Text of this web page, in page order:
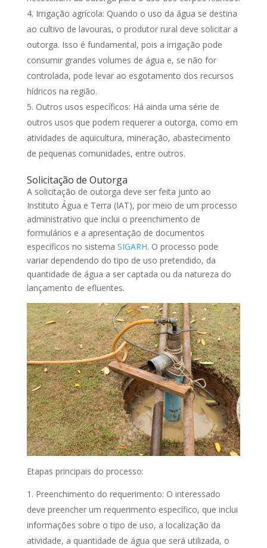
Irrigação agrícola: Quando o uso da água se destina
ao cultivo de lavouras, o produtor rural deve solicitar a
outorga. Isso é fundamental, pois a irrigação pode
consumir grandes volumes de água e, se não for
controlada, pode levar ao esgotamento dos recursos
hídricos na região.
Outros usos específicos: Há ainda uma série de
outros usos que podem requerer a outorga, como em
atividades de aquicultura, mineração, abastecimento
de pequenas comunidades, entre outros.
Solicitação de Outorga
A solicitação de outorga deve ser feita junto ao
Instituto Água e Terra (IAT), por meio de um processo
administrativo que inclui o preenchimento de
formulários e a apresentação de documentos
específicos no sistema SIGARH. O processo pode
variar dependendo do tipo de uso pretendido, da
quantidade de água a ser captada ou da natureza do
lançamento de efluentes.
Etapas principais do processo:
Preenchimento do requerimento: O interessado
deve preencher um requerimento específico, que inclui
informações sobre o tipo de uso, a localização da
atividade, a quantidade de água que será utilizada, o